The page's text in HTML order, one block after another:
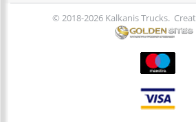
© 2018-2026 Kalkanis Trucks.